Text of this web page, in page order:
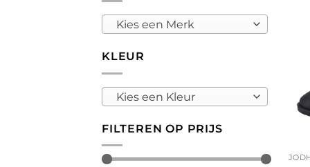
Kies een Merk
KLEUR
Kies een Kleur
FILTEREN OP PRIJS